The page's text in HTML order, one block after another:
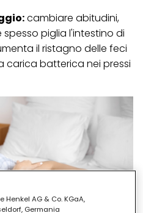
cambiare abitudini,
piglia l'intestino di
il ristagno delle feci
carica batterica nei pressi
Henkel AG & Co. KGaA,
Germania